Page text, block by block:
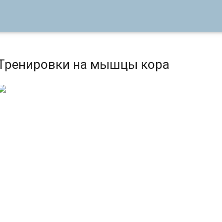
на мышцы кора